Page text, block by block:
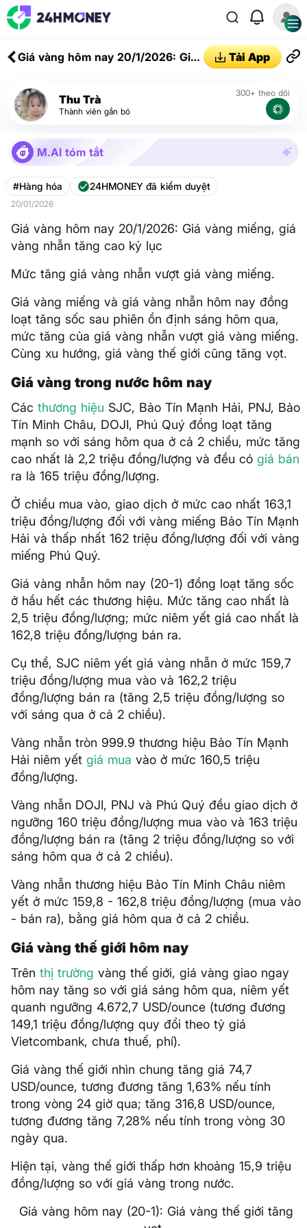
Giá vàng hôm nay 20/1/2026: Giá
cao kỷ lục
Tải App
Thu Trà
Thành viên gắn bó
300+ theo dõi
M.AI tóm tắt
#Hàng hóa 24HMONEY đã kiểm duyệt
20/01/2026
Giá vàng hôm nay 20/1/2026: Giá vàng miếng, giá
vàng nhẫn tăng cao kỷ lục
Mức tăng giá vàng nhẫn vượt giá vàng miếng.
Giá vàng miếng và giá vàng nhẫn hôm nay đồng
loạt tăng sốc sau phiên ổn định sáng hôm qua,
mức tăng của giá vàng nhẫn vượt giá vàng miếng.
Cùng xu hướng, giá vàng thế giới cũng tăng vọt.
Giá vàng trong nước hôm nay
Các thương hiệu SJC, Bảo Tín Mạnh Hải, PNJ, Bảo
Tín Minh Châu, DOJI, Phú Quý đồng loạt tăng
mạnh so với sáng hôm qua ở cả 2 chiều, mức tăng
cao nhất là 2,2 triệu đồng/lượng và đều có giá bán
ra là 165 triệu đồng/lượng.
Ở chiều mua vào, giao dịch ở mức cao nhất 163,1
triệu đồng/lượng đối với vàng miếng Bảo Tín Mạnh
Hải và thấp nhất 162 triệu đồng/lượng đối với vàng
miếng Phú Quý.
Giá vàng nhẫn hôm nay (20-1) đồng loạt tăng sốc
ở hầu hết các thương hiệu. Mức tăng cao nhất là
2,5 triệu đồng/lượng; mức niêm yết giá cao nhất là
162,8 triệu đồng/lượng bán ra.
Cụ thể, SJC niêm yết giá vàng nhẫn ở mức 159,7
triệu đồng/lượng mua vào và 162,2 triệu
đồng/lượng bán ra (tăng 2,5 triệu đồng/lượng so
với sáng qua ở cả 2 chiều).
Vàng nhẫn tròn 999.9 thương hiệu Bảo Tín Mạnh
Hải niêm yết giá mua vào ở mức 160,5 triệu
đồng/lượng.
Vàng nhẫn DOJI, PNJ và Phú Quý đều giao dịch ở
ngưỡng 160 triệu đồng/lượng mua vào và 163 triệu
đồng/lượng bán ra (tăng 2 triệu đồng/lượng so với
sáng hôm qua ở cả 2 chiều).
Vàng nhẫn thương hiệu Bảo Tín Minh Châu niêm
yết ở mức 159,8 - 162,8 triệu đồng/lượng (mua vào
- bán ra), bằng giá hôm qua ở cả 2 chiều.
Giá vàng thế giới hôm nay
Trên thị trường vàng thế giới, giá vàng giao ngay
hôm nay tăng so với giá sáng hôm qua, niêm yết
quanh ngưỡng 4.672,7 USD/ounce (tương đương
149,1 triệu đồng/lượng quy đổi theo tỷ giá
Vietcombank, chưa thuế, phí).
Giá vàng thế giới nhìn chung tăng giá 74,7
USD/ounce, tương đương tăng 1,63% nếu tính
trong vòng 24 giờ qua; tăng 316,8 USD/ounce,
tương đương tăng 7,28% nếu tính trong vòng 30
ngày qua.
Hiện tại, vàng thế giới thấp hơn khoảng 15,9 triệu
đồng/lượng so với giá vàng trong nước.
Giá vàng hôm nay (20-1): Giá vàng thế giới tăng